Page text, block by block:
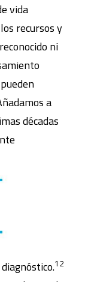
vida
recursos y
ni
a
décadas
12